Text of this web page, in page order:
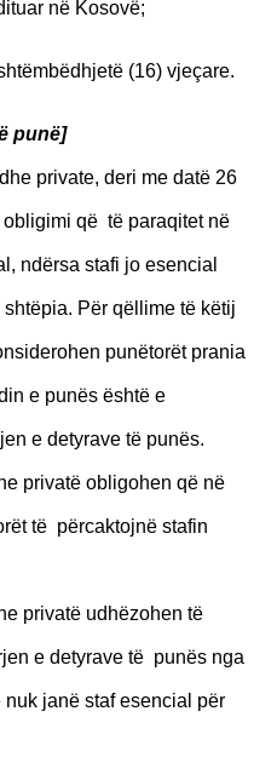
në Kosovë;
(16) vjeçare.
punë]
private, deri me datë 26
që të paraqitet në
ndërsa stafi jo esencial
Për qëllime të këtij
punëtorët prania
e punës është e
e detyrave të punës.
privatë obligohen që në
të përcaktojnë stafin
privatë udhëzohen të
e detyrave të punës nga
janë staf esencial për